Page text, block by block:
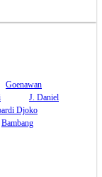
Goenawan
J. Daniel
Djoko
Bambang